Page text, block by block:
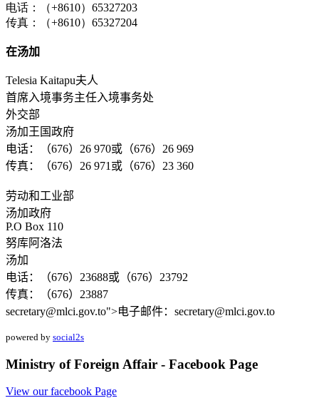
电话：（+8610）65327203
传真：（+8610）65327204
在汤加
Telesia Kaitapu夫人
首席入境事务主任入境事务处
外交部
汤加王国政府
电话：（676）26 970或（676）26 969
传真：（676）26 971或（676）23 360
劳动和工业部
汤加政府
P.O Box 110
努库阿洛法
汤加
电话：（676）23688或（676）23792
传真：（676）23887
secretary@mlci.gov.to">电子邮件： secretary@mlci.gov.to
powered by social2s
Ministry of Foreign Affair - Facebook Page
View our facebook Page